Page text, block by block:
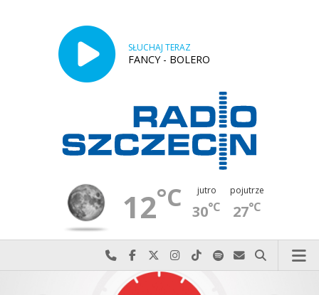
SŁUCHAJ TERAZ
FANCY - BOLERO
12°C jutro
30°C
pojutrze
27°C
Najlepiej po prostu do nas zadzwoń
Odwiedź nas na Facebook-u
Odwiedź nas na X
Odwiedź nas na Instagram-ie
Odwiedź nas na TikTok-u
Szukaj nas na Spotify
Wyślij do nas
Szukaj